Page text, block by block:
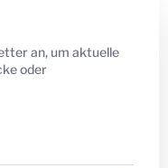
an, um aktuelle
oder